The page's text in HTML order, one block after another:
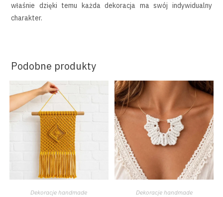
właśnie dzięki temu każda dekoracja ma swój indywidualny
charakter.
Podobne produkty
Dekoracje handmade Dekoracje handmade